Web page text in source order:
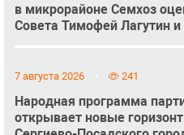
в микрорайоне Семхоз
Совета Тимофей Лагутин
7 августа 2026 241
Народная программа
открывает новые